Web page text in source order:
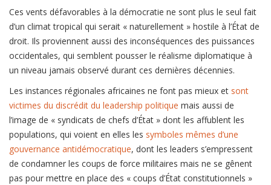
Ces vents défavorables à la démocratie ne sont plus le seul fait
d’un climat tropical qui serait « naturellement » hostile à l’État de
droit. Ils proviennent aussi des inconséquences des puissances
occidentales, qui semblent pousser le réalisme diplomatique à
un niveau jamais observé durant ces dernières décennies.
Les instances régionales africaines ne font pas mieux et sont
victimes du discrédit du leadership politique mais aussi de
l’image de « syndicats de chefs d’État » dont les affublent les
populations, qui voient en elles les symboles mêmes d’une
gouvernance antidémocratique, dont les leaders s’empressent
de condamner les coups de force militaires mais ne se gênent
pas pour mettre en place des « coups d’État constitutionnels »